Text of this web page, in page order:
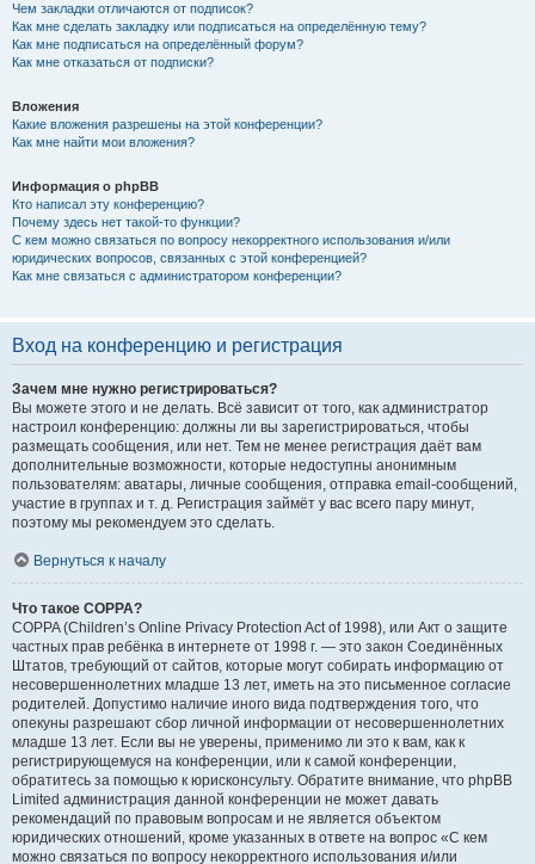
Чем закладки отличаются от подписок?
Как мне сделать закладку или подписаться на определённую тему?
Как мне подписаться на определённый форум?
Как мне отказаться от подписки?
Вложения
Какие вложения разрешены на этой конференции?
Как мне найти мои вложения?
Информация о phpBB
Кто написал эту конференцию?
Почему здесь нет такой-то функции?
С кем можно связаться по вопросу некорректного использования и/или
юридических вопросов, связанных с этой конференцией?
Как мне связаться с администратором конференции?
Вход на конференцию и регистрация
Зачем мне нужно регистрироваться?
Вы можете этого и не делать. Всё зависит от того, как администратор
настроил конференцию: должны ли вы зарегистрироваться, чтобы
размещать сообщения, или нет. Тем не менее регистрация даёт вам
дополнительные возможности, которые недоступны анонимным
пользователям: аватары, личные сообщения, отправка email-сообщений,
участие в группах и т. д. Регистрация займёт у вас всего пару минут,
поэтому мы рекомендуем это сделать.
Вернуться к началу
Что такое COPPA?
COPPA (Children’s Online Privacy Protection Act of 1998), или Акт о защите
частных прав ребёнка в интернете от 1998 г. — это закон Соединённых
Штатов, требующий от сайтов, которые могут собирать информацию от
несовершеннолетних младше 13 лет, иметь на это письменное согласие
родителей. Допустимо наличие иного вида подтверждения того, что
опекуны разрешают сбор личной информации от несовершеннолетних
младше 13 лет. Если вы не уверены, применимо ли это к вам, как к
регистрирующемуся на конференции, или к самой конференции,
обратитесь за помощью к юрисконсульту. Обратите внимание, что phpBB
Limited администрация данной конференции не может давать
рекомендаций по правовым вопросам и не является объектом
юридических отношений, кроме указанных в ответе на вопрос «С кем
можно связаться по вопросу некорректного использования и/или